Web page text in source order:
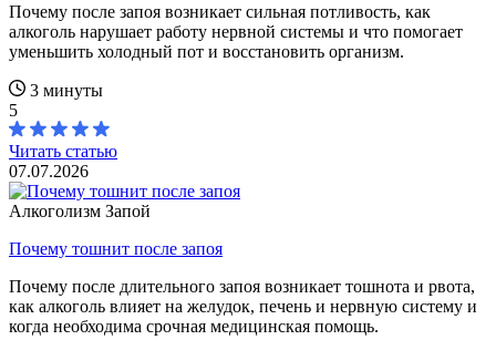
Почему после запоя возникает сильная потливость, как
алкоголь нарушает работу нервной системы и что помогает
уменьшить холодный пот и восстановить организм.
3 минуты
5
Читать статью
07.07.2026
Алкоголизм Запой
Почему тошнит после запоя
Почему после длительного запоя возникает тошнота и рвота,
как алкоголь влияет на желудок, печень и нервную систему и
когда необходима срочная медицинская помощь.